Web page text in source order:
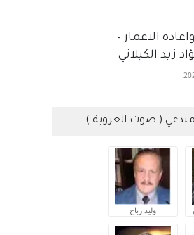
الاعمار –
زيد الكيلاني
( صوت العروبة )
وليد رباح